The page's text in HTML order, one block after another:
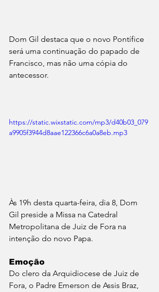
Dom Gil destaca que o novo Pontífice
será uma continuação do papado de
Francisco, mas não uma cópia do
antecessor.
https://static.wixstatic.com/mp3/d40b03_079
a9905f3944d8aae122366c6a0a8eb.mp3
Às 19h desta quarta-feira, dia 8, Dom
Gil preside a Missa na Catedral
Metropolitana de Juiz de Fora na
intenção do novo Papa.
Emoção
Do clero da Arquidiocese de Juiz de
Fora, o Padre Emerson de Assis Braz,